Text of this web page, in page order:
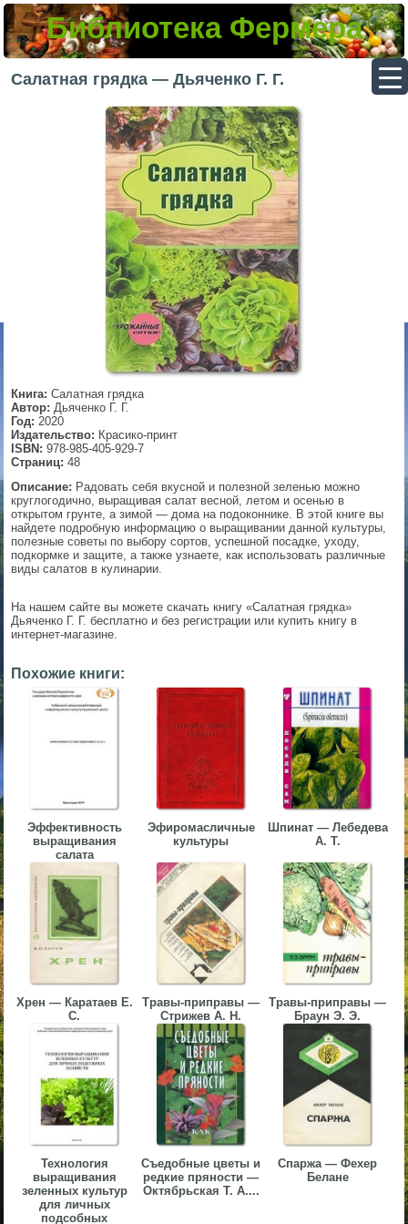
Библиотека Фермера
Салатная грядка — Дьяченко Г. Г.
Книга: Салатная грядка
Автор: Дьяченко Г. Г.
Год: 2020
Издательство: Красико-принт
ISBN: 978-985-405-929-7
Страниц: 48
Описание: Радовать себя вкусной и полезной зеленью можно
круглогодично, выращивая салат весной, летом и осенью в
открытом грунте, а зимой — дома на подоконнике. В этой книге вы
найдете подробную информацию о выращивании данной культуры,
полезные советы по выбору сортов, успешной посадке, уходу,
подкормке и защите, а также узнаете, как использовать различные
виды салатов в кулинарии.
На нашем сайте вы можете скачать книгу «Салатная грядка»
Дьяченко Г. Г. бесплатно и без регистрации или купить книгу в
интернет-магазине.
Похожие книги:
Эффективность
выращивания
салата
Эфиромасличные
культуры
Шпинат — Лебедева
А. Т.
Хрен — Каратаев Е.
С.
Травы-приправы —
Стрижев А. Н.
Травы-приправы —
Браун Э. Э.
Технология
выращивания
зеленных культур
для личных
подсобных
Съедобные цветы и
редкие пряности —
Октябрьская Т. А....
Спаржа — Фехер
Белане
▼
▼
▼
▼
▼
▼